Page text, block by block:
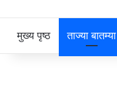
मुख्य पृष्ठ ताज्या बातम्या